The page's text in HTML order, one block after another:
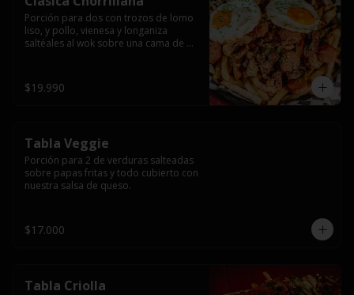
Porción para dos con trozos de lomo
liso, y pollo, vienesa y longaniza
saltéales al wok sobre una cama de
$19.990
Tabla Veggie
Porción para 2 de verduras salteadas
sobre papas fritas y todo cubierto con
nuestra salsa de queso.
$17.000
Tabla Criolla